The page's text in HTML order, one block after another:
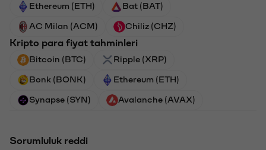
Ethereum (ETH) Bat (BAT)
AC Milan (ACM) Chiliz (CHZ)
Kripto para fiyat tahminleri
Bitcoin (BTC) Ripple (XRP)
Bonk (BONK) Ethereum (ETH)
Synapse (SYN) Avalanche (AVAX)
Sorumluluk reddi